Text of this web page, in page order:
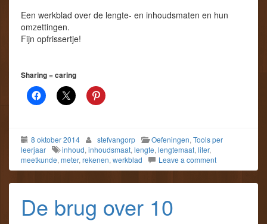
Een werkblad over de lengte- en inhoudsmaten en hun
omzettingen.
Fijn opfrissertje!
Sharing = caring
8 oktober 2014 stefvangorp Oefeningen,Tools per
leerjaar
inhoud,inhoudsmaat,lengte,lengtemaat,liter,
meetkunde,meter,rekenen,werkblad Leave a comment
De brug over 10